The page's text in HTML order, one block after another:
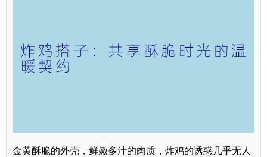
金黄酥脆的外壳，鲜嫩多汁的肉质，炸鸡的诱惑几乎无人